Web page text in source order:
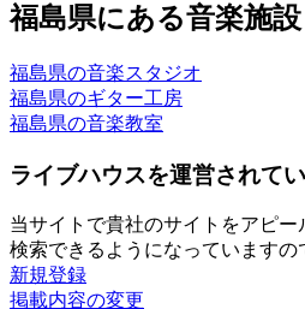
福島県にある音楽施設
福島県の音楽スタジオ
福島県のギター工房
福島県の音楽教室
ライブハウスを運営されて
当サイトで貴社のサイトをアピ
検索できるようになっています
新規登録
掲載内容の変更